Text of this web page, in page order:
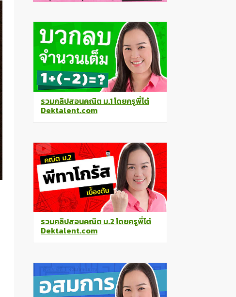
รวมคลิปสอนคณิต ม.1 โดยครูพี่โต๋
Dektalent.com
รวมคลิปสอนคณิต ม.2 โดยครูพี่โต๋
Dektalent.com